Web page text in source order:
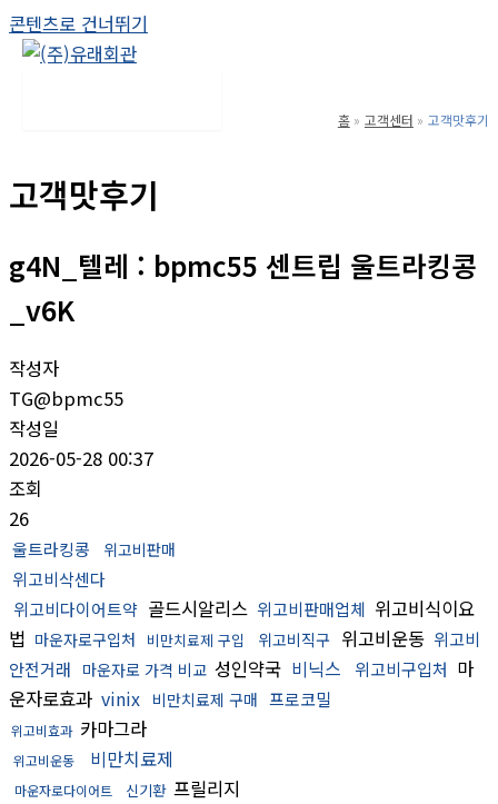
콘텐츠로 건너뛰기
홈 고객센터 고객맛후기
고객맛후기
g4N_텔레 : bpmc55 센트립 울트라킹콩
_v6K
작성자
TG@bpmc55
작성일
2026-05-28 00:37
조회
26
울트라킹콩 위고비판매
위고비삭센다
위고비다이어트약 골드시알리스 위고비판매업체 위고비식이요
법 마운자로구입처 비만치료제 구입 위고비직구 위고비운동 위고비
안전거래 마운자로 가격 비교 성인약국 비닉스 위고비구입처 마
운자로효과 vinix 비만치료제 구매 프로코밀
위고비효과 카마그라
위고비운동 비만치료제
마운자로다이어트 신기환 프릴리지